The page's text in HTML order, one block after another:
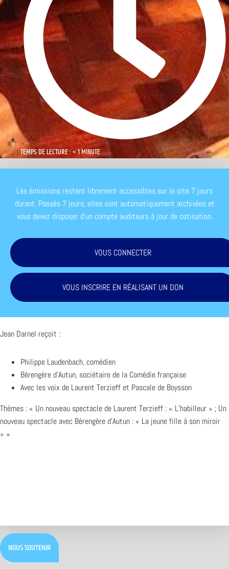
TEMPS DE LECTURE : < 1 MINUTE
Les émissions restent librement accessibles sur le site 7 jours
durant. Passés 7 jours, elles sont automatiquement archivées et
vous devez disposer d'un compte auditeurs à jour de cotisation.
VOUS CONNECTER
VOUS INSCRIRE EN RÉALISANT UN DON
Jean Darnel reçoit :
Philippe Laudenbach, comédien
Bérengère d’Autun, sociétaire de la Comédie française
Avec les voix de Laurent Terzieff et Pascale de Boysson
Thèmes : « Un nouveau spectacle de Laurent Terzieff : « L’habilleur » ; Un
nouveau spectacle avec Bérengère d’Autun : « La jeune fille à son miroir
» »
NOUS SOUTENIR